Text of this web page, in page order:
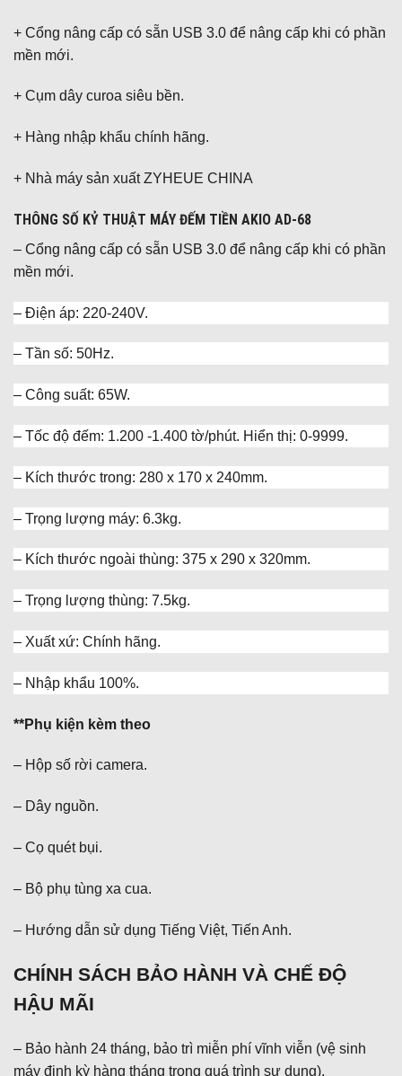
+ Cổng nâng cấp có sẵn USB 3.0 để nâng cấp khi có phần
mền mới.
+ Cụm dây curoa siêu bền.
+ Hàng nhập khẩu chính hãng.
+ Nhà máy sản xuất ZYHEUE CHINA
THÔNG SỐ KỶ THUẬT MÁY ĐẾM TIỀN AKIO AD-68
– Cổng nâng cấp có sẵn USB 3.0 để nâng cấp khi có phần
mền mới.
– Điện áp: 220-240V.
– Tần số: 50Hz.
– Công suất: 65W.
– Tốc độ đếm: 1.200 -1.400 tờ/phút. Hiển thị: 0-9999.
– Kích thước trong: 280 x 170 x 240mm.
– Trọng lượng máy: 6.3kg.
– Kích thước ngoài thùng: 375 x 290 x 320mm.
– Trọng lượng thùng: 7.5kg.
– Xuất xứ: Chính hãng.
– Nhập khẩu 100%.
**Phụ kiện kèm theo
– Hộp số rời camera.
– Dây nguồn.
– Cọ quét bụi.
– Bộ phụ tùng xa cua.
– Hướng dẫn sử dụng Tiếng Việt, Tiến Anh.
CHÍNH SÁCH BẢO HÀNH VÀ CHẾ ĐỘ
HẬU MÃI
– Bảo hành 24 tháng, bảo trì miễn phí vĩnh viễn (vệ sinh
máy định kỳ hàng tháng trong quá trình sự dụng).